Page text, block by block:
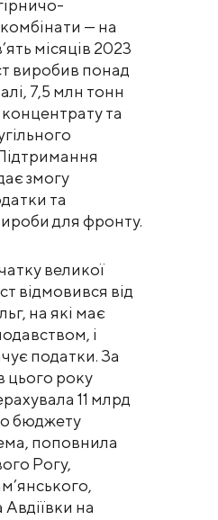
— на
місяців 2023
виробив понад
7,5 млн тонн
та
змогу
та
для фронту.
великої
відмовився від
на які має
і
податки. За
цього року
11 млрд
бюджету
поповнила
Рогу,
на